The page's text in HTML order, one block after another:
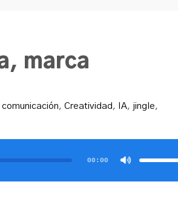
marca
comunicación, Creatividad , IA, jingle,
00:00
Utiliza
de
para